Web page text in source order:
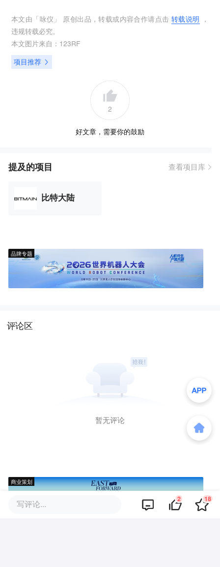
本文由「咏仪 」 原创出品，转载或内容合作请点击 转载说明 ，
违规转载必究。
本文图片来自： 123RF
项目推荐
2
好文章，需要你的鼓励
提及的项目 查看项目库
比特大陆
品牌专题
评论区
暂无评论
商业策划
写评论... 2 18